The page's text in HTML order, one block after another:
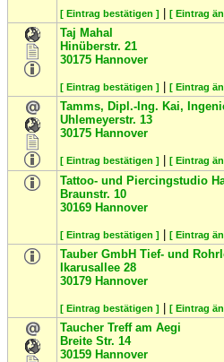
[ Eintrag bestätigen ] [ Eintrag
Taj Mahal
Hinüberstr. 21
30175 Hannover
[ Eintrag bestätigen ] [ Eintrag
Tamms, Dipl.-Ing. Kai,
Uhlemeyerstr. 13
30175 Hannover
[ Eintrag bestätigen ] [ Eintrag
Tattoo- und Piercingstudio
Braunstr. 10
30169 Hannover
[ Eintrag bestätigen ] [ Eintrag
Tauber GmbH Tief- und
Ikarusallee 28
30179 Hannover
[ Eintrag bestätigen ] [ Eintrag
Taucher Treff am Aegi
Breite Str. 14
30159 Hannover